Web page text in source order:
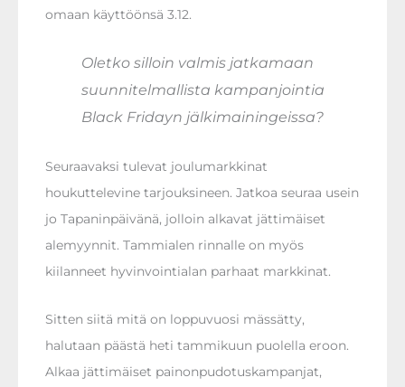
omaan käyttöönsä 3.12.
Oletko silloin valmis jatkamaan
suunnitelmallista kampanjointia
Black Fridayn jälkimainingeissa?
Seuraavaksi tulevat joulumarkkinat
houkuttelevine tarjouksineen. Jatkoa seuraa usein
jo Tapaninpäivänä, jolloin alkavat jättimäiset
alemyynnit. Tammialen rinnalle on myös
kiilanneet hyvinvointialan parhaat markkinat.
Sitten siitä mitä on loppuvuosi mässätty,
halutaan päästä heti tammikuun puolella eroon.
Alkaa jättimäiset painonpudotuskampanjat,